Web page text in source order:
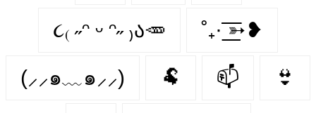
૮₍ ˶ᵔ ᵕ ᵔ˶ ₎ა🥕 ˚₊· ͟͟͞͞➳❥
(⸝⸝๑﹏๑⸝⸝) 🐏 📫 👙